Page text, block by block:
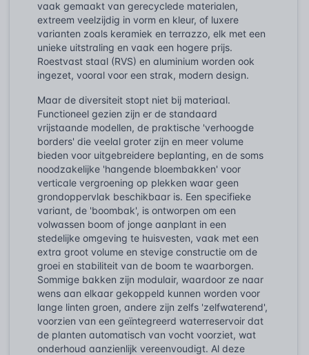
vaak gemaakt van gerecyclede materialen,
extreem veelzijdig in vorm en kleur, of luxere
varianten zoals keramiek en terrazzo, elk met een
unieke uitstraling en vaak een hogere prijs.
Roestvast staal (RVS) en aluminium worden ook
ingezet, vooral voor een strak, modern design.
Maar de diversiteit stopt niet bij materiaal.
Functioneel gezien zijn er de standaard
vrijstaande modellen, de praktische 'verhoogde
borders' die veelal groter zijn en meer volume
bieden voor uitgebreidere beplanting, en de soms
noodzakelijke 'hangende bloembakken' voor
verticale vergroening op plekken waar geen
grondoppervlak beschikbaar is. Een specifieke
variant, de 'boombak', is ontworpen om een
volwassen boom of jonge aanplant in een
stedelijke omgeving te huisvesten, vaak met een
extra groot volume en stevige constructie om de
groei en stabiliteit van de boom te waarborgen.
Sommige bakken zijn modulair, waardoor ze naar
wens aan elkaar gekoppeld kunnen worden voor
lange linten groen, andere zijn zelfs 'zelfwaterend',
voorzien van een geïntegreerd waterreservoir dat
de planten automatisch van vocht voorziet, wat
onderhoud aanzienlijk vereenvoudigt. Al deze